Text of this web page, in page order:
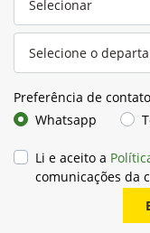
Preferência de
Whatsapp
Li e aceito a
comunicações da